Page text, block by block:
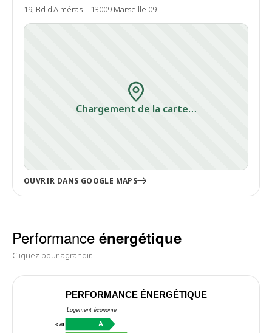
19, Bd d'Alméras – 13009 Marseille 09
Chargement de la carte…
OUVRIR DANS GOOGLE MAPS
Performance énergétique
Cliquez pour agrandir.
PERFORMANCE ÉNERGÉTIQUE
Logement économe
≤ 70 A